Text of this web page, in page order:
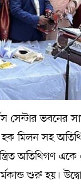
সেন্টার ভবনের
মিলন সহ
অতিথিগণ
শুরু হয়।